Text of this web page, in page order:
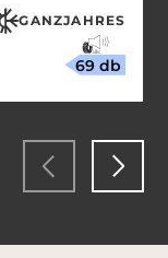
GANZJAHRES
69 db